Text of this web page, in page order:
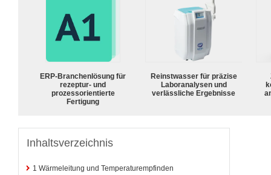
ERP-Branchenlösung für
rezeptur- und
prozessorientierte
Fertigung
Reinstwasser für präzise
Laboranalysen und
verlässliche Ergebnisse
Inhaltsverzeichnis
1 Wärmeleitung und Temperaturempfinden